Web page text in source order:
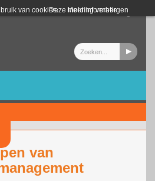
van cookies. Meer informatie
Deze melding verbergen
Login
van